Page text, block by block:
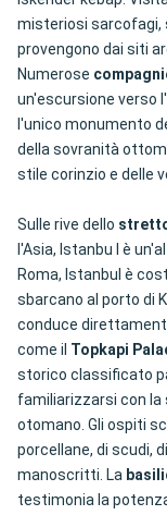
misteriosi sarcofagi,
provengono dai siti
Numerose
un'escursione verso l'
l'unico monumento
della sovranità
stile corinzio e delle
Sulle rive dello
l'Asia, Istanbu l è
Roma, Istanbul è
sbarcano al porto di
conduce
come il Topkapi
storico classificato
familiarizzarsi con la
otomano. Gli ospiti
porcellane, di scudi,
manoscritti. La
testimonia la